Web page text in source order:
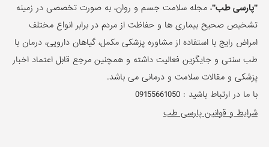
"پارسی طب"، مجله سلامت جسم و روان، به صورت تخصصی در زمینه
تشخیص صحیح بیماری ها و حفاظت از مردم در برابر انواع مختلف
امراض رایج با استفاده از مشاوره پزشکی مکمل، گیاهان دارویی، درمان با
طب سنتی و جایگزین فعالیت داشته و همچنین مرجع قابل اعتماد اخبار
پزشکی و مقالات سلامت و درمانی می باشد.
با ما در ارتباط باشید :09155661050
شرایط و قوانین پارسی طب